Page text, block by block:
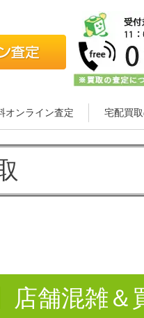
オンライン査定 宅配買
店舗混雑